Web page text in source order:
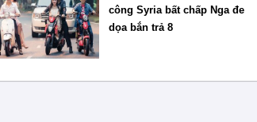
công Syria bất chấp Nga đe
dọa bắn trả 8